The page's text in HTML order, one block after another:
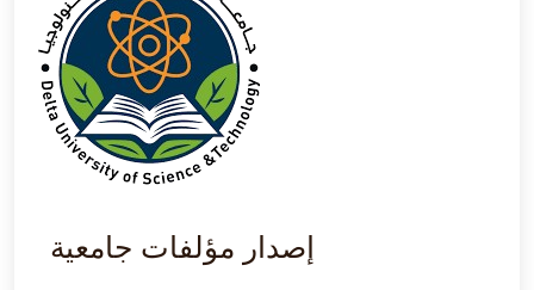
إصدار مؤلفات جامعية